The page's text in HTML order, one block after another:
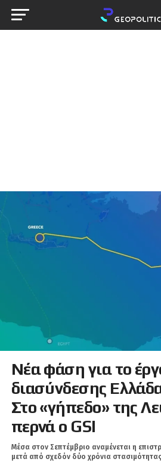
Νέα φάση για το
διασύνδεσης
Στο «γήπεδο» της
περνά ο GSI
Μέσα στον Σεπτέμβριο αναμένεται η
μετά από σχεδόν δύο χρόνια